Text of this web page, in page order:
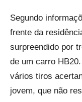
Segundo
frente da
surpreendido por
de um carro
vários tiros
jovem, que não